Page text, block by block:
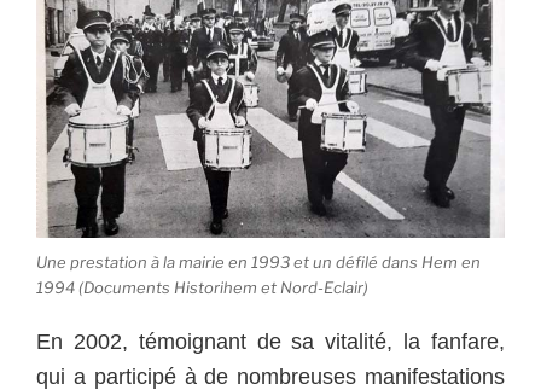
Une prestation à la mairie en 1993 et un défilé dans Hem en
1994 (Documents Historihem et Nord-Eclair)
En 2002, témoignant de sa vitalité, la fanfare,
qui a participé à de nombreuses manifestations